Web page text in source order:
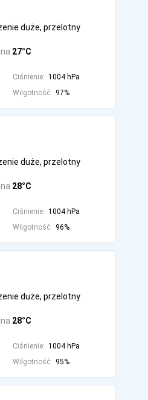
27°C
duże, przelotny
Ciśnienie: 1004 hPa
Wilgotność: 97%
28°C
duże, przelotny
Ciśnienie: 1004 hPa
Wilgotność: 96%
28°C
duże, przelotny
Ciśnienie: 1004 hPa
Wilgotność: 95%